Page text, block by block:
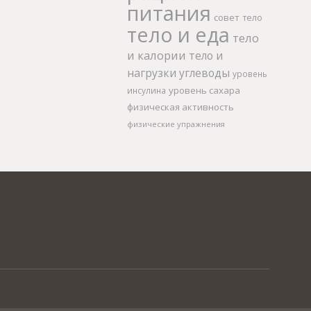
питания совет тело
тело и еда тело
и калории тело и
нагрузки углеводы уровень
инсулина уровень сахара
физическая активность
физические упражнения